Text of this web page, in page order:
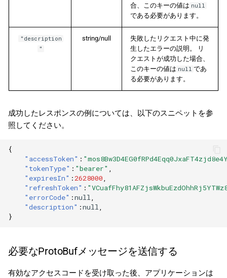
合、このキーの値は null
である必要があります。
"description
"
string/null
失敗したリクエスト中に発
生したエラーの説明。 リ
クエストが成功した場合、
このキーの値は null であ
る必要があります。
成功したレスポンスの例については、以下のスニペットを参
照してください。
{
"accessToken" :
"tokenType" : "bearer" ,
"expiresIn" :2628000,
"refreshToken" :
"errorCode" :null,
"description" :null,
}
必要なProtoBufメッセージを送信する
有効なアクセスコードを受け取った後、アプリケーションは